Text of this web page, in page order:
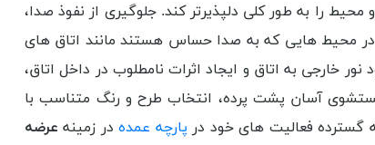
را به طور کلی دلپذیرتر کند. جلوگیری از نفوذ صدا،
در محیط هایی که به صدا حساس هستند مانند اتاق های
خارجی به اتاق و ایجاد اثرات نامطلوب در داخل اتاق،
آسان پشت پرده، انتخاب طرح و رنگ متناسب با
گسترده فعالیت های خود در پارچه عمدهدر زمینه عرضه